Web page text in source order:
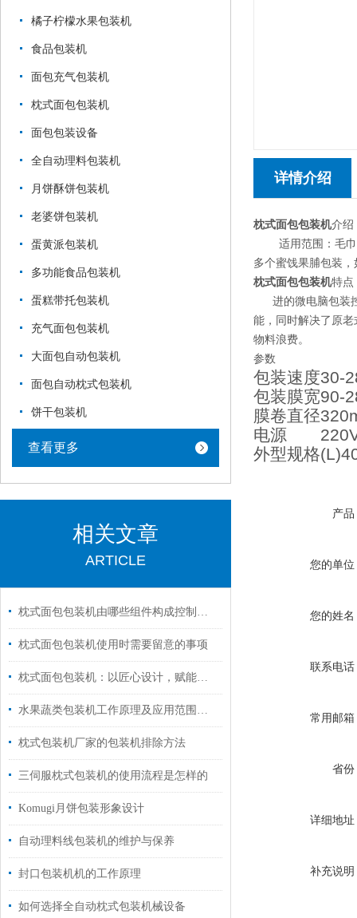
橘子柠檬水果包装机
食品包装机
面包充气包装机
枕式面包包装机
面包包装设备
全自动理料包装机
月饼酥饼包装机
老婆饼包装机
蛋黄派包装机
多功能食品包装机
蛋糕带托包装机
充气面包包装机
大面包自动包装机
面包自动枕式包装机
饼干包装机
查看更多
相关文章
ARTICLE
枕式面包包装机由哪些组件构成控制与驱动核心
枕式面包包装机使用时需要留意的事项
枕式面包包装机：以匠心设计，赋能面包产业高效进阶
水果蔬类包装机工作原理及应用范围科普
枕式包装机厂家的包装机排除方法
三伺服枕式包装机的使用流程是怎样的
Komugi月饼包装形象设计
自动理料线包装机的维护与保养
封口包装机机的工作原理
如何选择全自动枕式包装机械设备
详情介绍
枕式面包包装机介绍
适用范围：毛巾、
多个蜜饯果脯包装
枕式面包包装机特点
进的微电脑包装控
能，同时解决了原
物料浪费。
参数
包装速度30-
包装膜宽90-
膜卷直径
电源
外型规格
产品
您的单位
您的姓名
联系电话
常用邮箱
省份
详细地址
补充说明